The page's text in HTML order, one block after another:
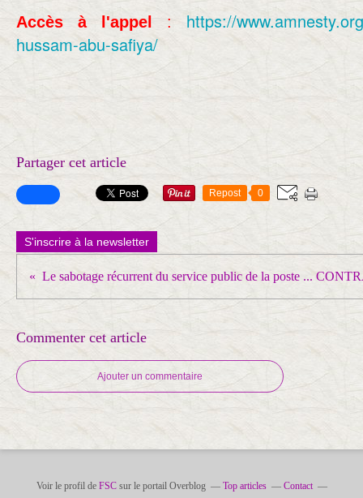
Accès à l'appel :
https://
hussam-abu-safiya/
Partager cet article
Repost 0
S'inscrire à la newsletter
Commenter cet article
Ajouter un commentaire
Voir le profil de FSCsur le portail Overblog Top articles Contact